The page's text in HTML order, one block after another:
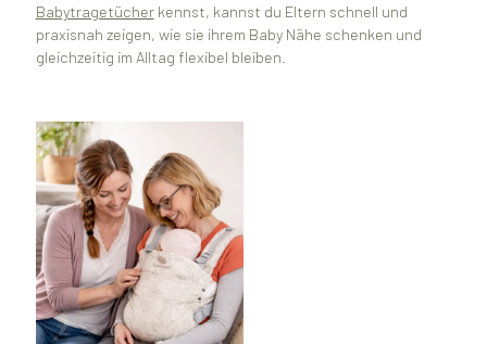
Babytragetücherkennst, kannst du Eltern schnell und
praxisnah zeigen, wie sie ihrem Baby Nähe schenken und
gleichzeitig im Alltag flexibel bleiben.